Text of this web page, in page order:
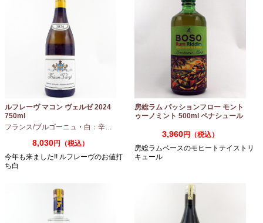
ルフレーヴ マコン ヴェルゼ 2024
750ml
フランス/ブルゴーニュ ・ 白：辛口
8,030円（税込）
今年も来ました!! ルフレーヴのお値打
ち白
房総ラム パッションフロー モント
ゥーノミント 500ml ペナシュール
3,960円（税込）
房総ラムベースのモヒートテイストリ
キュール